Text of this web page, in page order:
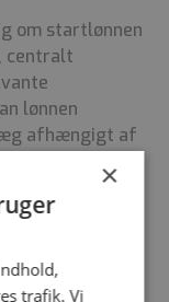
om startlønnen
centralt
lønnen
afhængigt af
vi hver
×
trafik. Vi